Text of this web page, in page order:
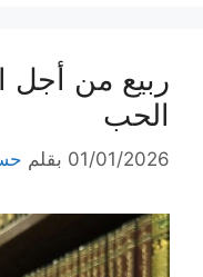
ربيع من أجل
الحب
01/01/2026 بقلم